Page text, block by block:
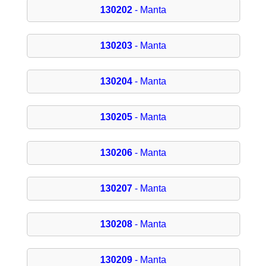
130202 - Manta
130203 - Manta
130204 - Manta
130205 - Manta
130206 - Manta
130207 - Manta
130208 - Manta
130209 - Manta